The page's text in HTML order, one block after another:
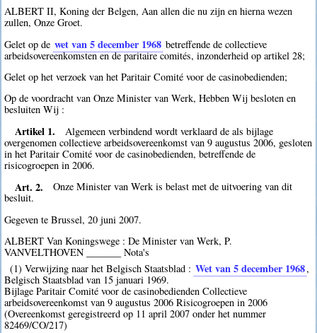
ALBERT II, Koning der Belgen, Aan allen die nu zijn en hierna wezen
zullen, Onze Groet.
Gelet op de wet van 5 december 1968 betreffende de collectieve
arbeidsovereenkomsten en de paritaire comités, inzonderheid op artikel 28;
Gelet op het verzoek van het Paritair Comité voor de casinobedienden;
Op de voordracht van Onze Minister van Werk, Hebben Wij besloten en
besluiten Wij :
Artikel 1.
Algemeen verbindend wordt verklaard de als bijlage
overgenomen collectieve arbeidsovereenkomst van 9 augustus 2006, gesloten
in het Paritair Comité voor de casinobedienden, betreffende de
risicogroepen in 2006.
Art. 2.
Onze Minister van Werk is belast met de uitvoering van dit
besluit.
Gegeven te Brussel, 20 juni 2007.
ALBERT Van Koningswege : De Minister van Werk, P.
VANVELTHOVEN _______ Nota's
(1) Verwijzing naar het Belgisch Staatsblad : Wet van 5 december 1968,
Belgisch Staatsblad van 15 januari 1969.
Bijlage Paritair Comité voor de casinobedienden Collectieve
arbeidsovereenkomst van 9 augustus 2006 Risicogroepen in 2006
(Overeenkomst geregistreerd op 11 april 2007 onder het nummer
82469/CO/217)